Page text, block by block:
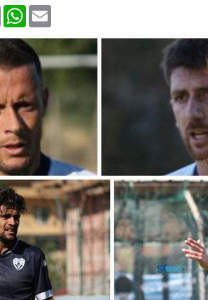
Print WhatsApp